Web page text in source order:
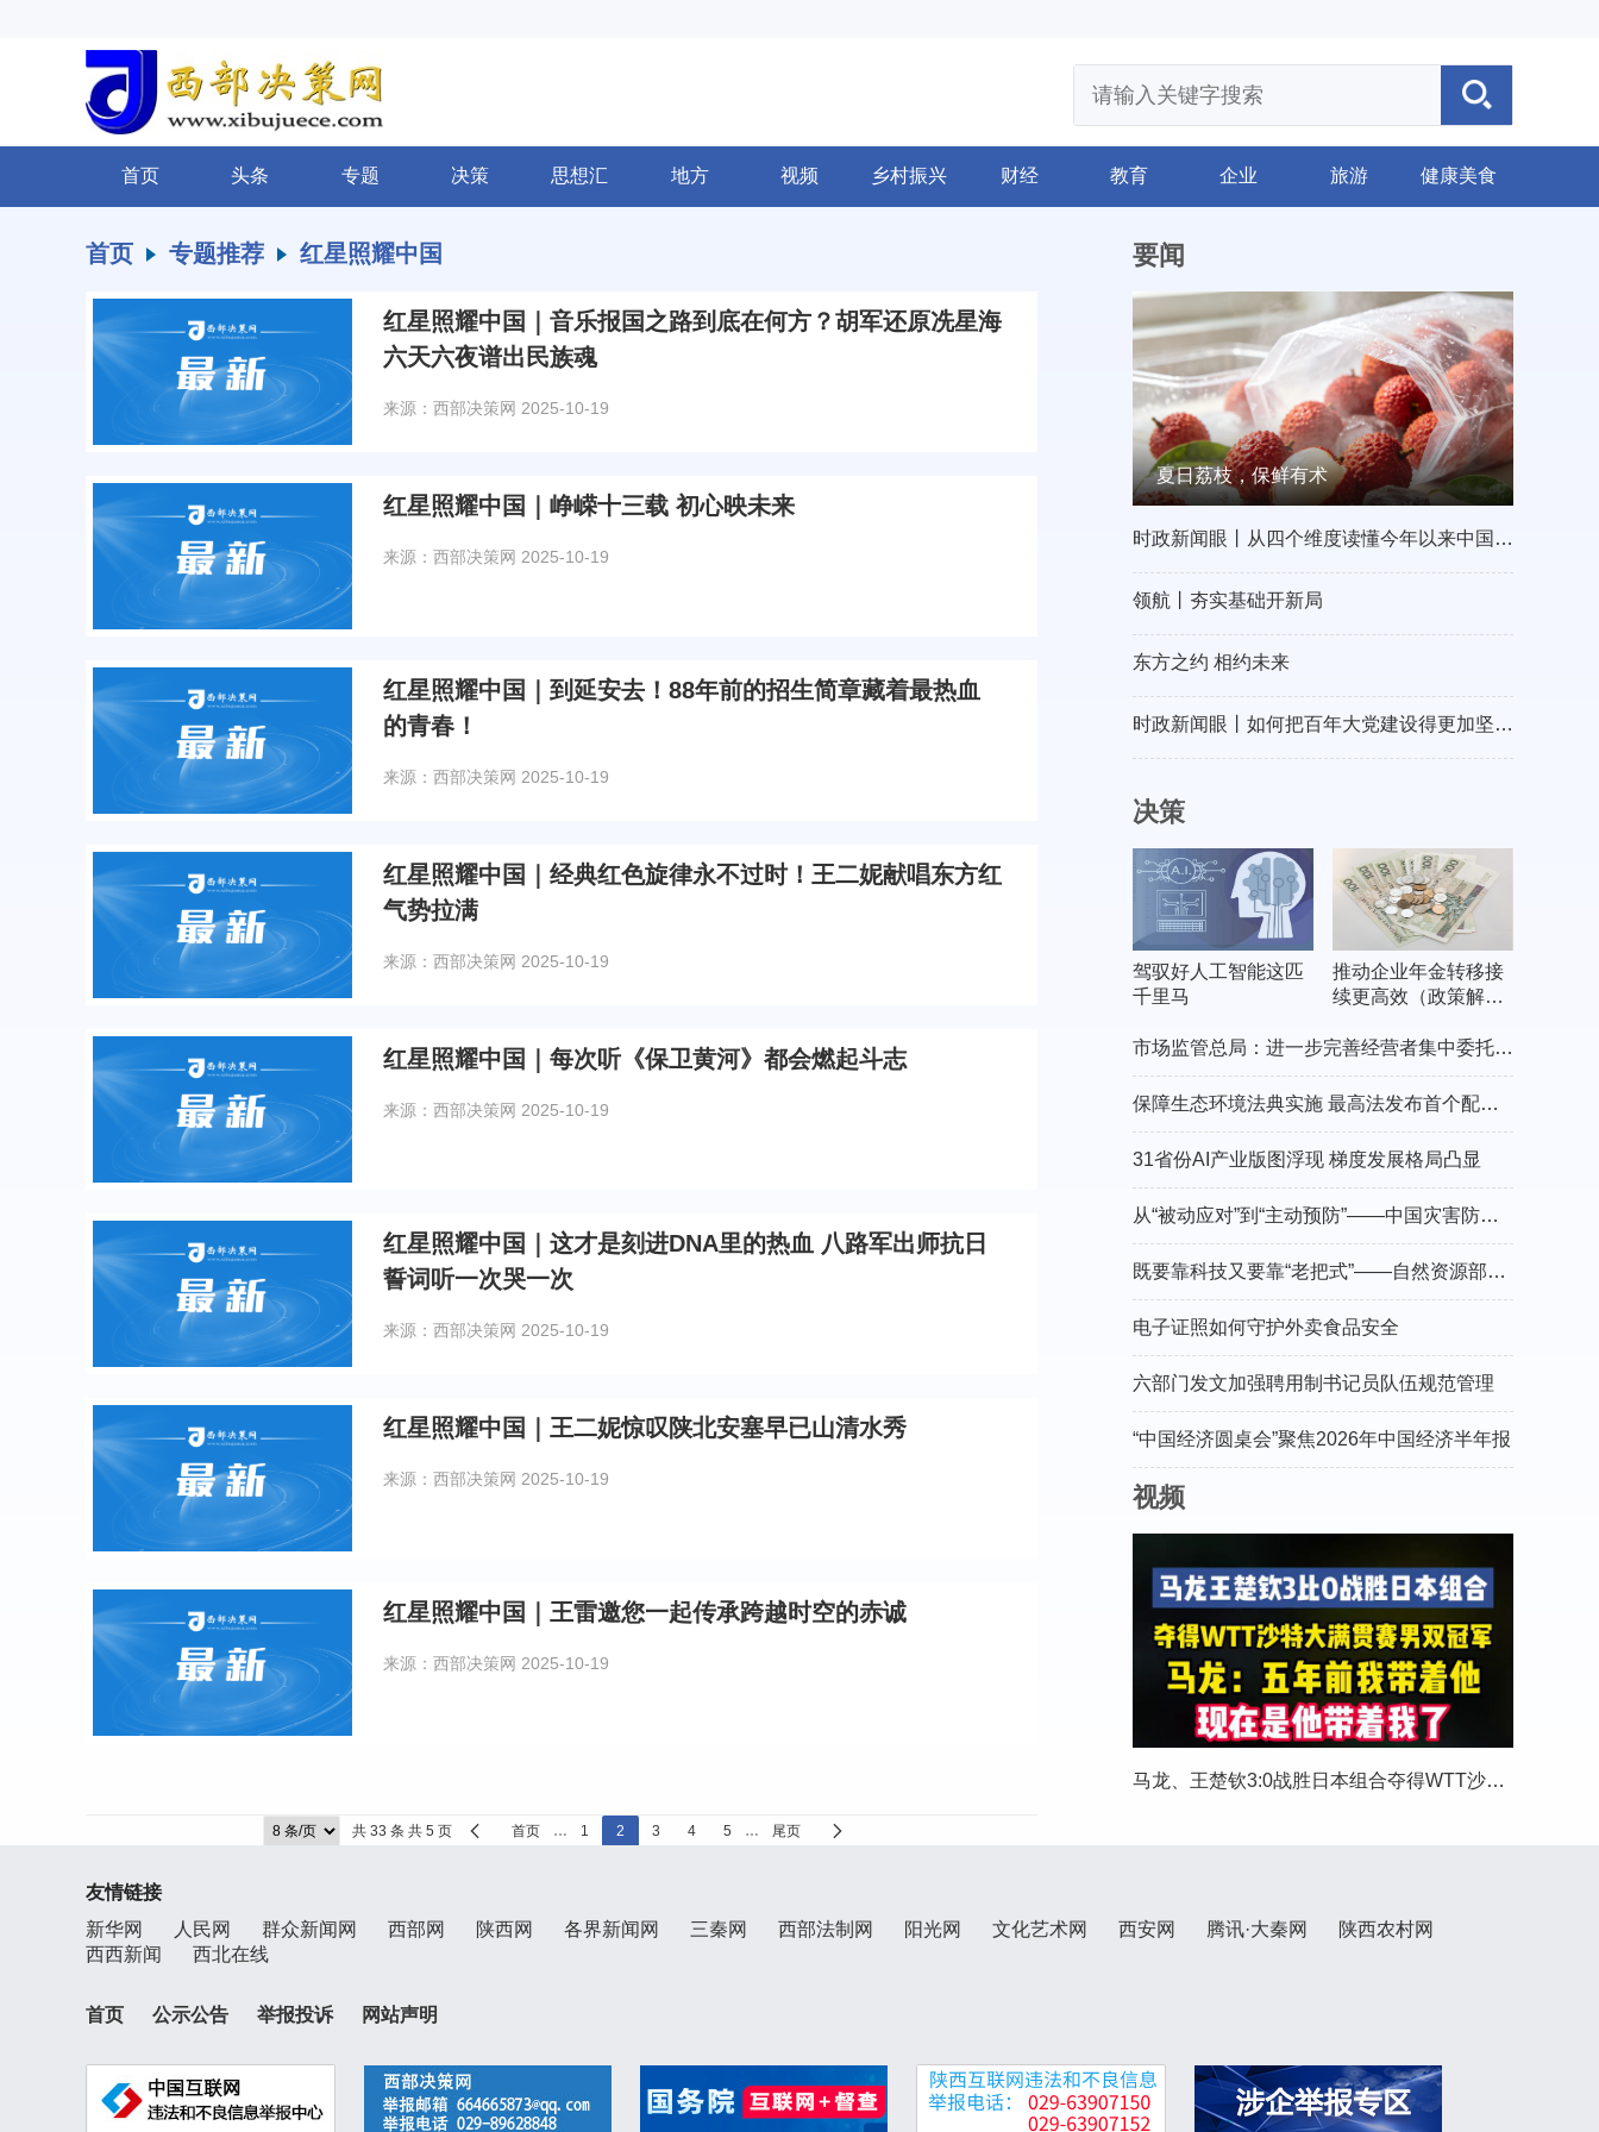
首页 头条 专题 决策 思想汇 地方 视频 乡村振兴 财经 教育 企业 旅游 健康美食
首页 专题推荐 红星照耀中国
红星照耀中国｜音乐报国之路到底在何方？胡军还原冼星海
六天六夜谱出民族魂
来源：西部决策网 2025-10-19
红星照耀中国｜峥嵘十三载 初心映未来
来源：西部决策网 2025-10-19
红星照耀中国｜到延安去！88年前的招生简章藏着最热血
的青春！
来源：西部决策网 2025-10-19
红星照耀中国｜经典红色旋律永不过时！王二妮献唱东方红
气势拉满
来源：西部决策网 2025-10-19
红星照耀中国｜每次听《保卫黄河》都会燃起斗志
来源：西部决策网 2025-10-19
红星照耀中国｜这才是刻进DNA里的热血 八路军出师抗日
誓词听一次哭一次
来源：西部决策网 2025-10-19
红星照耀中国｜王二妮惊叹陕北安塞早已山清水秀
来源：西部决策网 2025-10-19
红星照耀中国｜王雷邀您一起传承跨越时空的赤诚
来源：西部决策网 2025-10-19
共 33 条 共 5 页 首页 … 1 2 3 4 5 … 尾页
要闻
夏日荔枝，保鲜有术
时政新闻眼丨从四个维度读懂今年以来中国元首外交
领航丨夯实基础开新局
东方之约 相约未来
时政新闻眼丨如何把百年大党建设得更加坚强有力？总书记这样部署
决策
驾驭好人工智能这匹
千里马
推动企业年金转移接
续更高效（政策解
市场监管总局：进一步完善经营者集中委托审查制度
保障生态环境法典实施 最高法发布首个配套司法解释
31省份AI产业版图浮现 梯度发展格局凸显
从“被动应对”到“主动预防”——中国灾害防御协会会长郑国光谈防灾减灾的“硬核”守护
既要靠科技又要靠“老把式”——自然资源部有关负责人介绍“十五五”地灾防治工作
电子证照如何守护外卖食品安全
六部门发文加强聘用制书记员队伍规范管理
“中国经济圆桌会”聚焦2026年中国经济半年报
视频
马龙、王楚钦3:0战胜日本组合夺得WTT沙特大满贯
友情链接
新华网
人民网 群众新闻网 西部网 陕西网 各界新闻网 三秦网 西部法制网 阳光网 文化艺术网 西安网 腾讯·大秦网
陕西农村网
西西新闻
西北在线
首页 公示公告 举报投诉 网站声明